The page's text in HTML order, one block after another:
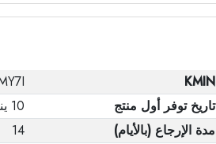
KMIN
تاريخ توفر أول منتج
10 يناير 2026
مدة الإرجاع (بالأيام)
14